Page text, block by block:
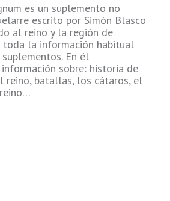
es un suplemento no
escrito por Simón Blasco
al reino y la región de
toda la información habitual
En él
sobre: historia de
reino, batallas, los cátaros, el